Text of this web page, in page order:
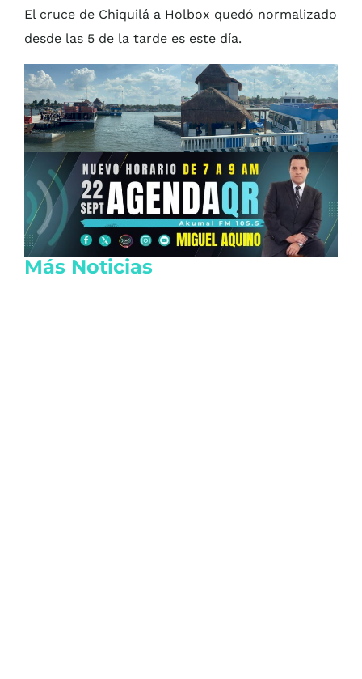
El cruce de Chiquilá a Holbox quedó normalizado
desde las 5 de la tarde es este día.
Más Noticias